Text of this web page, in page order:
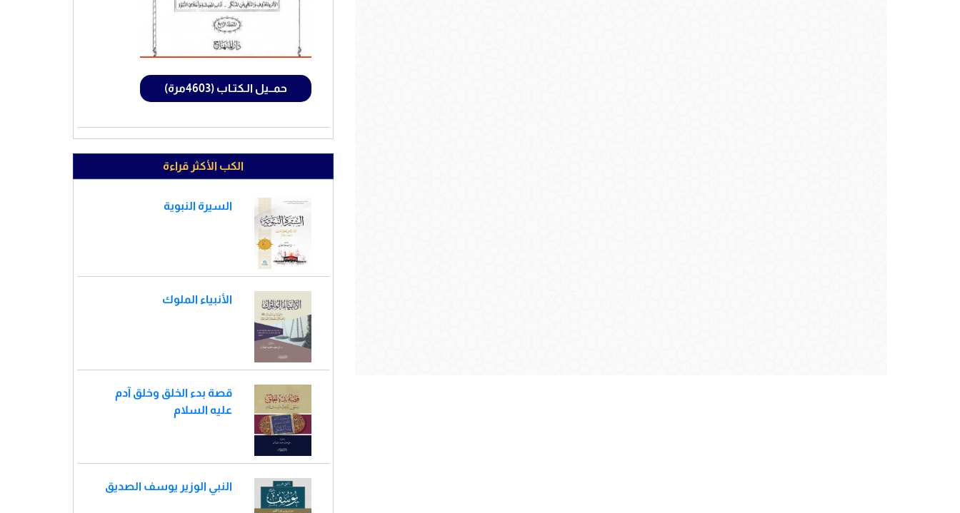
حمــيل الـكتـاب (4603مرة)
الكب الأكثر قراءة
السيرة النبوية
الأنبياء الملوك
قصة بدء الخلق وخلق آدم
عليه السلام
النبي الوزير يوسف الصديق